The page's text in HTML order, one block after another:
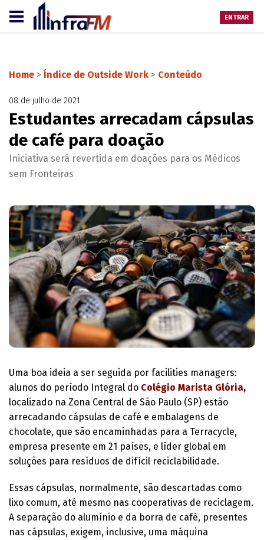
ENTRAR
Home > Índice de Outside Work > Conteúdo
08 de julho de 2021
Estudantes arrecadam cápsulas
de café para doação
Iniciativa será revertida em doações para os Médicos
sem Fronteiras
Uma boa ideia a ser seguida por facilities managers:
alunos do período Integral do Colégio Marista Glória,
localizado na Zona Central de São Paulo (SP) estão
arrecadando cápsulas de café e embalagens de
chocolate, que são encaminhadas para a Terracycle,
empresa presente em 21 países, e líder global em
soluções para resíduos de difícil reciclabilidade.
Essas cápsulas, normalmente, são descartadas como
lixo comum, até mesmo nas cooperativas de reciclagem.
A separação do alumínio e da borra de café, presentes
nas cápsulas, exigem, inclusive, uma máquina